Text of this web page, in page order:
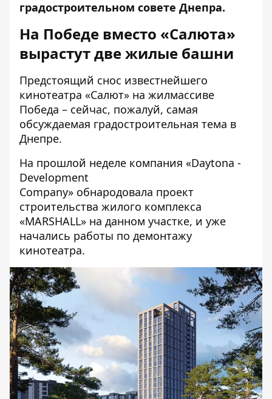
градостроительном совете Днепра.
На Победе вместо «Салюта»
вырастут две жилые башни
Предстоящий снос известнейшего
кинотеатра «Салют» на жилмассиве
Победа – сейчас, пожалуй, самая
обсуждаемая градостроительная тема в
Днепре.
На прошлой неделе компания «Daytona -
Development
Company» обнародовала проект
строительства жилого комплекса
«MARSHALL» на данном участке, и уже
начались работы по демонтажу
кинотеатра.